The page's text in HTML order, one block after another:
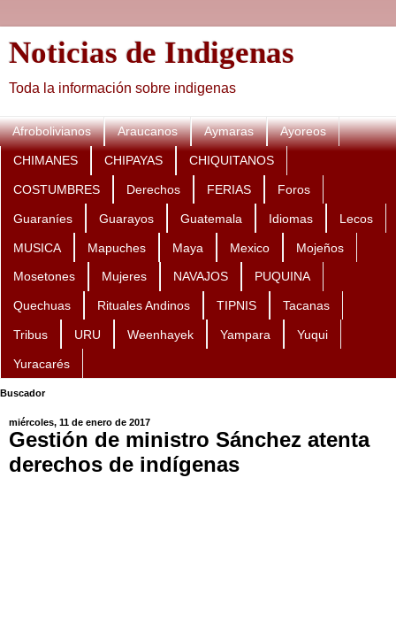
Noticias de Indigenas
Toda la información sobre indigenas
Afrobolivianos Araucanos Aymaras Ayoreos
CHIMANES CHIPAYAS CHIQUITANOS
COSTUMBRES Derechos FERIAS Foros
Guaraníes Guarayos Guatemala Idiomas Lecos
MUSICA Mapuches Maya Mexico Mojeños
Mosetones Mujeres NAVAJOS PUQUINA
Quechuas Rituales Andinos TIPNIS Tacanas
Tribus URU Weenhayek Yampara Yuqui
Yuracarés
Buscador
miércoles, 11 de enero de 2017
Gestión de ministro Sánchez atenta
derechos de indígenas